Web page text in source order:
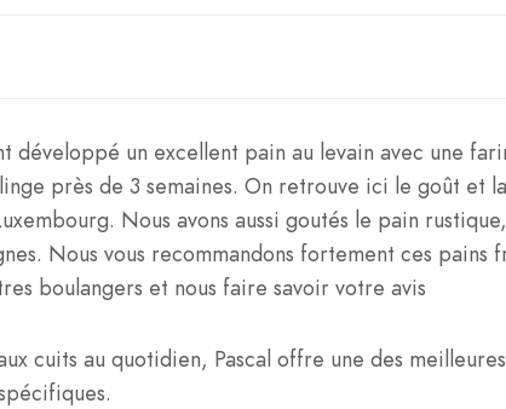
développé un excellent pain au levain avec une
près de 3 semaines. On retrouve ici le goût et
Nous avons aussi goutés le pain
Nous vous recommandons fortement ces pains
boulangers et nous faire savoir votre avis
cuits au quotidien, Pascal offre une des